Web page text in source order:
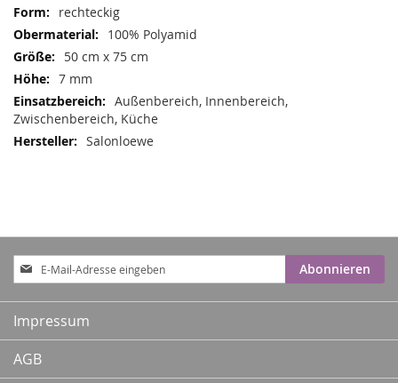
rechteckig
100% Polyamid
50 cm x 75 cm
7 mm
Außenbereich, Innenbereich,
Zwischenbereich, Küche
Salonloewe
Anmeldung
zum
Newsletter:
Abonnieren
Impressum
AGB